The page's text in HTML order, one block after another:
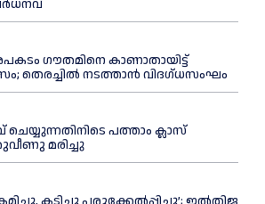
ഗൗതമിനെ കാണാതായിട്ട്
തെരച്ചില്‍ നടത്താൻ വിദഗ്ധസംഘം
പത്താം ക്ലാസ്
മരിച്ചു